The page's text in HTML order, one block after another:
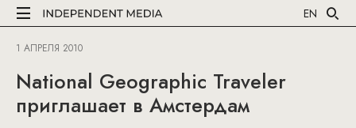
EN
1 АПРЕЛЯ 2010
National Geographic Traveler
приглашает в Амстердам